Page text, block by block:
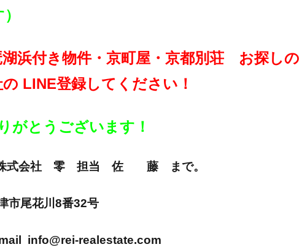
湖浜付き物件・京町屋・京都別荘 お探しの
LINE登録してください！
がとうございます！
株式会社 零 担当 佐 藤 まで。
市尾花川8番32号
info@rei-realestate.com